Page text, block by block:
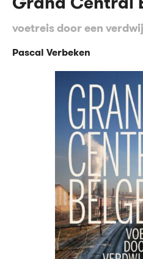
Veilig
Gratis
retourneren
voetreis door een
Pascal Verbeken